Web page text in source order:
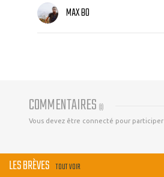
MAX BO
COMMENTAIRES (0)
Vous devez être connecté pour participer
LES BRÈVES TOUT VOIR